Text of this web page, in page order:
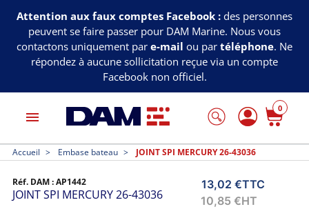
Attention aux faux comptes Facebook : des personnes
peuvent se faire passer pour DAM Marine. Nous vous
contactons uniquement par e-mail ou par téléphone. Ne
répondez à aucune sollicitation reçue via un compte
Facebook non officiel.
menu
0
Accueil Embase bateau JOINT SPI MERCURY 26-43036
Réf. DAM :AP1442
JOINT SPI MERCURY 26-43036
13,02 €TTC
10,85 €HT